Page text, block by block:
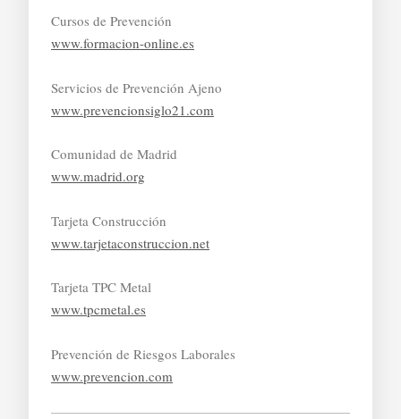
Cursos de Prevención
www.formacion-online.es
Servicios de Prevención Ajeno
www.prevencionsiglo21.com
Comunidad de Madrid
www.madrid.org
Tarjeta Construcción
www.tarjetaconstruccion.net
Tarjeta TPC Metal
www.tpcmetal.es
Prevención de Riesgos Laborales
www.prevencion.com